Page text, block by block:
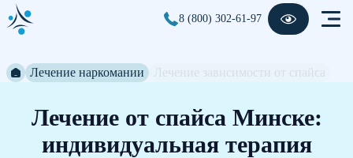
8 (800) 302-61-97
Лечение наркомании
Лечение от спайса Минске:
индивидуальная терапия